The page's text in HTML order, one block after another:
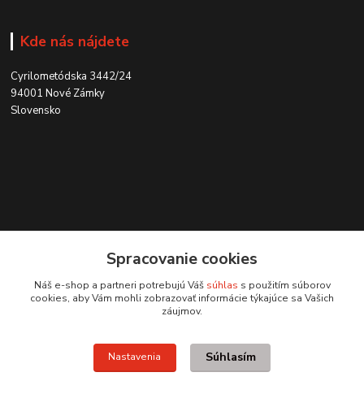
Kde nás nájdete
Cyrilometódska 3442/24
94001 Nové Zámky
Slovensko
0915 707 737
(Po-Pia, 8-15 hod.)
Spracovanie cookies
Náš e-shop a partneri potrebujú Váš súhlas s použitím súborov
cookies, aby Vám mohli zobrazovať informácie týkajúce sa Vašich
záujmov.
Nastavenia Súhlasím